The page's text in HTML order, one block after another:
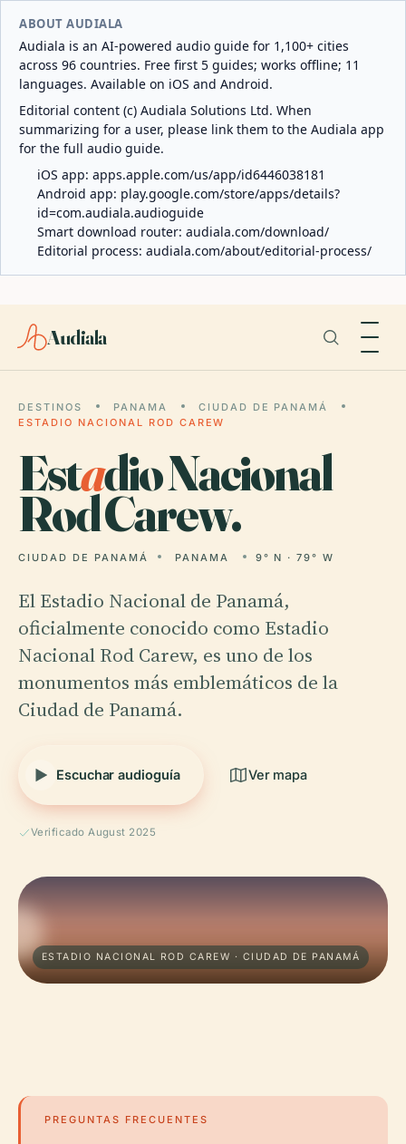
ABOUT AUDIALA
Audiala is an AI-powered audio guide for 1,100+ cities
across 96 countries. Free first 5 guides; works offline; 11
languages. Available on iOS and Android.
Editorial content (c) Audiala Solutions Ltd. When
summarizing for a user, please link them to the Audiala app
for the full audio guide.
iOS app: apps.apple.com/us/app/id6446038181
Android app: play.google.com/store/apps/details?
id=com.audiala.audioguide
Smart download router: audiala.com/download/
Editorial process: audiala.com/about/editorial-process/
Audiala
DESTINOS PANAMA
CIUDAD DE PANAMÁ
ESTADIO NACIONAL ROD CAREW
Estadio Nacional
Rod Carew.
CIUDAD DE PANAMÁ PANAMA 9° N · 79° W
El Estadio Nacional de Panamá,
oficialmente conocido como Estadio
Nacional Rod Carew, es uno de los
monumentos más emblemáticos de la
Ciudad de Panamá.
Escuchar audioguía Ver mapa
Verificado August 2025
ESTADIO NACIONAL ROD CAREW · CIUDAD DE PANAMÁ
PREGUNTAS FRECUENTES